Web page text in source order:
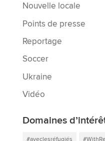
Nouvelle locale
Points de presse
Reportage
Soccer
Ukraine
Vidéo
Domaines
#aveclesréfugiés